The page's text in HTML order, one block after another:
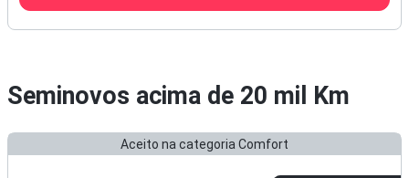
Seminovos acima de 20 mil Km
Aceito na categoria Comfort